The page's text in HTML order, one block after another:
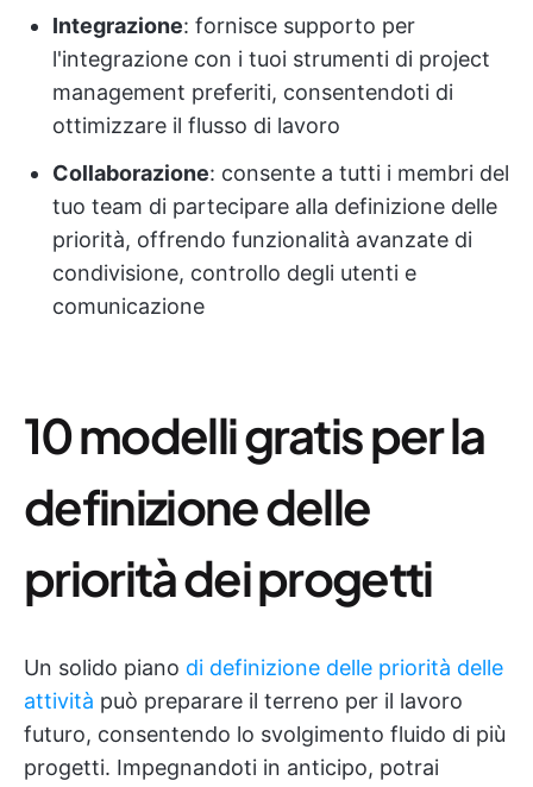
Integrazione: fornisce supporto per
l'integrazione con i tuoi strumenti di project
management preferiti, consentendoti di
ottimizzare il flusso di lavoro
Collaborazione: consente a tutti i membri del
tuo team di partecipare alla definizione delle
priorità, offrendo funzionalità avanzate di
condivisione, controllo degli utenti e
comunicazione
10 modelli gratis per la
definizione delle
priorità dei progetti
Un solido piano di definizione delle priorità delle
attività può preparare il terreno per il lavoro
futuro, consentendo lo svolgimento fluido di più
progetti. Impegnandoti in anticipo, potrai